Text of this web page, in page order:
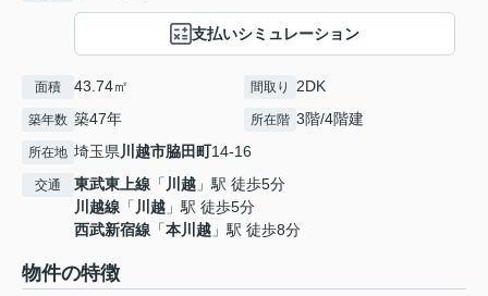
支払いシミュレーション
面積 43.74㎡ 間取り 2DK
築年数 築47年 所在階 3階/4階建
所在地 埼玉県川越市脇田町14-16
交通 東武東上線 「 川越 」駅 徒歩5分
川越線 「 川越 」駅 徒歩5分
西武新宿線 「本川越 」駅 徒歩8分
物件の特徴